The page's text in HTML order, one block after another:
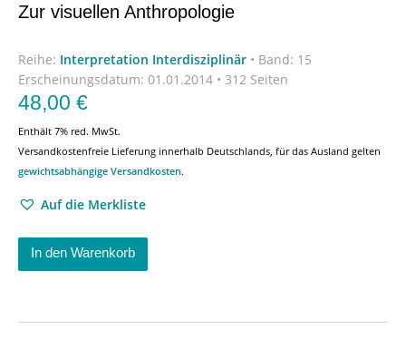
Zur visuellen Anthropologie
Reihe: Interpretation Interdisziplinär • Band: 15
Erscheinungsdatum: 01.01.2014 • 312 Seiten
48,00 €
Enthält 7% red. MwSt.
Versandkostenfreie Lieferung innerhalb Deutschlands, für das Ausland gelten
gewichtsabhängige Versandkosten.
Auf die Merkliste
In den Warenkorb